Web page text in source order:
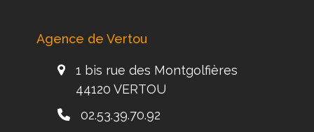
Agence de Vertou
1 bis rue des Montgolfières
44120 VERTOU
02.53.39.70.92